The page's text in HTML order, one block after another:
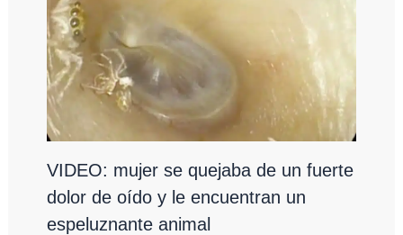
VIDEO: mujer se quejaba de un fuerte
dolor de oído y le encuentran un
espeluznante animal